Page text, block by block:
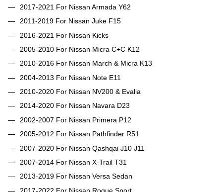
2017-2021 For Nissan Armada Y62
2011-2019 For Nissan Juke F15
2016-2021 For Nissan Kicks
2005-2010 For Nissan Micra C+C K12
2010-2016 For Nissan March & Micra K13
2004-2013 For Nissan Note E11
2010-2020 For Nissan NV200 & Evalia
2014-2020 For Nissan Navara D23
2002-2007 For Nissan Primera P12
2005-2012 For Nissan Pathfinder R51
2007-2020 For Nissan Qashqai J10 J11
2007-2014 For Nissan X-Trail T31
2013-2019 For Nissan Versa Sedan
2017-2022 For Nissan Rogue Sport